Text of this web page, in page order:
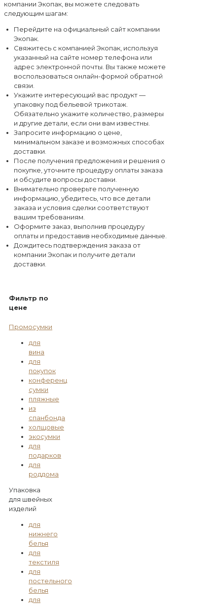
компании Экопак, вы можете следовать
следующим шагам:
Перейдите на официальный сайт компании
Экопак.
Свяжитесь с компанией Экопак, используя
указанный на сайте номер телефона или
адрес электронной почты. Вы также можете
воспользоваться онлайн-формой обратной
связи.
Укажите интересующий вас продукт —
упаковку под бельевой трикотаж.
Обязательно укажите количество, размеры
и другие детали, если они вам известны.
Запросите информацию о цене,
минимальном заказе и возможных способах
доставки.
После получения предложения и решения о
покупке, уточните процедуру оплаты заказа
и обсудите вопросы доставки.
Внимательно проверьте полученную
информацию, убедитесь, что все детали
заказа и условия сделки соответствуют
вашим требованиям.
Оформите заказ, выполнив процедуру
оплаты и предоставив необходимые данные.
Дождитесь подтверждения заказа от
компании Экопак и получите детали
доставки.
Фильтр по
цене
Промосумки
для
вина
для
покупок
конференц
сумки
пляжные
из
спанбонда
холщовые
экосумки
для
подарков
для
роддома
Упаковка
для швейных
изделий
для
нижнего
белья
для
текстиля
для
постельного
белья
для